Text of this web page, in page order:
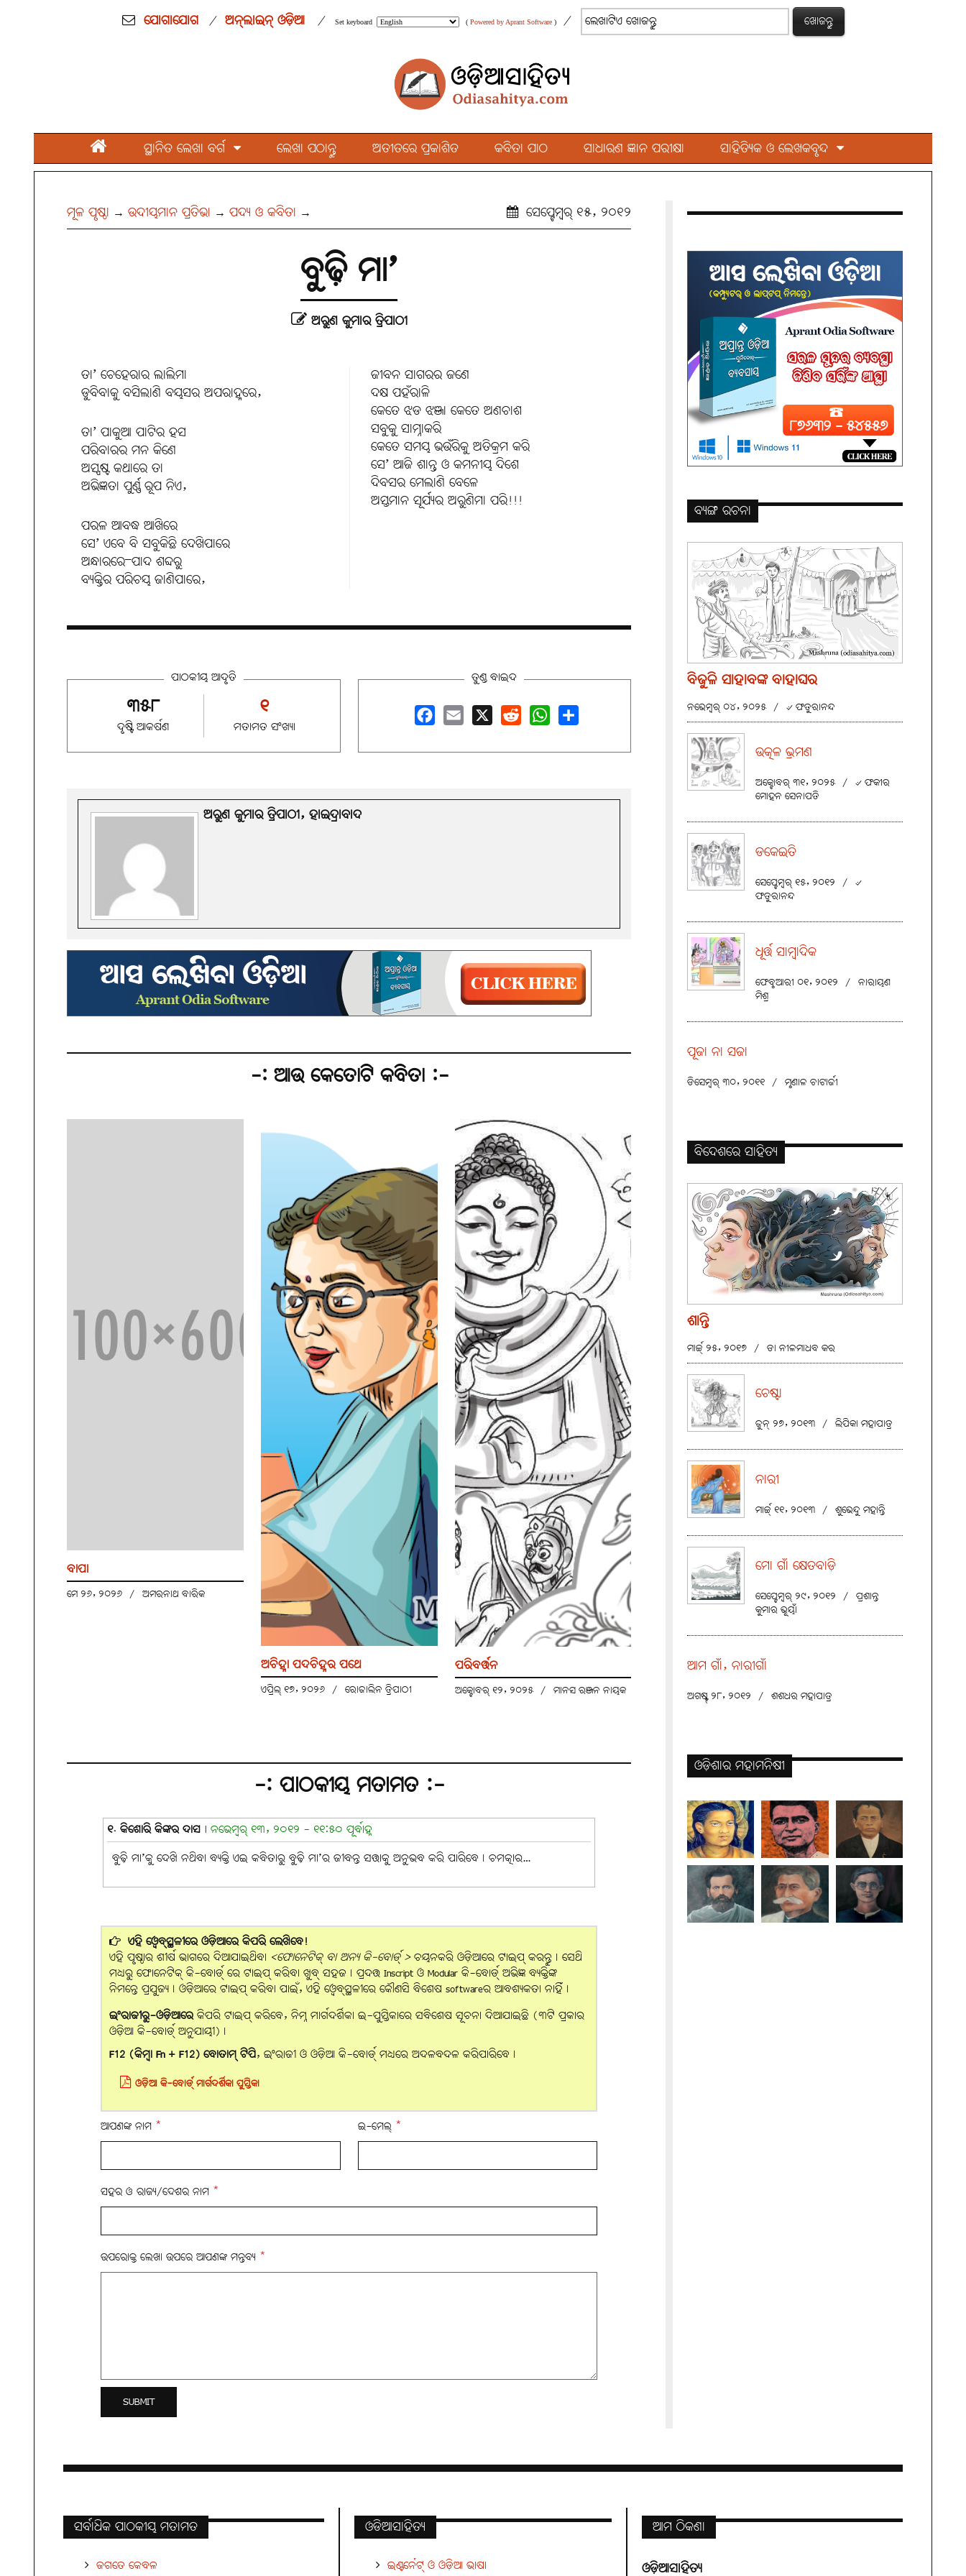
ଯୋଗାଯୋଗ / ଅନ୍‌ଲାଇନ୍ ଓଡ଼ିଆ / Set keyboard ( Powered by Aprant Software) / ଖୋଜନ୍ତୁ
ସ୍ଥାନିତ ଲେଖା ବର୍ଗ ଲେଖା ପଠାନ୍ତୁ ଅତୀତରେ ପ୍ରକାଶିତ କବିତା ପାଠ ସାଧାରଣ ଜ୍ଞାନ ପରୀକ୍ଷା ସାହିତ୍ୟିକ ଓ ଲେଖକବୃନ୍ଦ
ମୂଳ ପୃଷ୍ଠା → ଉଦୀୟମାନ ପ୍ରତିଭା → ପଦ୍ୟ ଓ କବିତା → ସେପ୍ଟେମ୍ବର୍ ୧୫, ୨୦୧୨
ବୁଢ଼ି ମା’
ଅରୁଣ କୁମାର ତ୍ରିପାଠୀ
ତା’ ଚେହେରାର ଲାଲିମା
ଡୁବିବାକୁ ବସିଲାଣି ବୟସର ଅପରାହ୍ନରେ,
ତା’ ପାକୁଆ ପାଟିର ହସ
ପରିବାରର ମନ କିଣେ
ଅସ୍ପଷ୍ଟ କଥାରେ ତା
ଅଭିଜ୍ଞତା ପୁର୍ଣ୍ଣ ରୂପ ନିଏ,
ପରଳ ଆବଦ୍ଧ ଆଖିରେ
ସେ’ ଏବେ ବି ସବୁକିଛି ଦେଖିପାରେ
ଅନ୍ଧାରରେ–ପାଦ ଶବ୍ଦରୁ
ବ୍ୟକ୍ତିର ପରିଚୟ ଜାଣିପାରେ,
ଜୀବନ ସାଗରର ଜଣେ
ଦକ୍ଷ ପହଁରାଳି
କେତେ ଝଡ ଝଞ୍ଜା କେତେ ଅଣଚାଶ
ସବୁକୁ ସାମ୍ନାକରି
କେତେ ସମୟ ଭଉଁରିକୁ ଅତିକ୍ରମ କରି
ସେ’ ଆଜି ଶାନ୍ତ ଓ କମନୀୟ ଦିଶେ
ଦିବସର ମେଲାଣି ବେଳେ
ଅସ୍ତମାନ ସୂର୍ଯ୍ୟର ଅରୁଣିମା ପରି!!!
ପାଠକୀୟ ଆଦୃତି
୩୫୮
ଦୃଷ୍ଟି ଆକର୍ଷଣ
୧
ମତାମତ ସଂଖ୍ୟା
ତୁଣ୍ଡ ବାଇଦ
ଅରୁଣ କୁମାର ତ୍ରିପାଠୀ, ହାଇଦ୍ରାବାଦ
-: ଆଉ କେତୋଟି କବିତା :-
ବାପା
ମେ ୨୬, ୨୦୨୬ / ଅମରନାଥ ବାରିକ
ଅଚିହ୍ନା ପଦଚିହ୍ନର ପଥେ
ଏପ୍ରିଲ୍ ୧୭, ୨୦୨୬ / ରୋଜାଲିନ ତ୍ରିପାଠୀ
ପରିବର୍ତ୍ତନ
ଅକ୍ଟୋବର୍ ୧୨, ୨୦୨୫ / ମାନସ ରଞ୍ଜନ ନାୟକ
-: ପାଠକୀୟ ମତାମତ :-
୧. କିଶୋରି କିଙ୍କର ଦାସ |ନଭେମ୍ବର୍ ୧୩, ୨୦୧୨ - ୧୧:୫୦ ପୂର୍ବାହ୍ନ
ବୁଢ଼ି ମା’କୁ ଦେଖି ନଥିବା ବ୍ୟକ୍ତି ଏଇ କବିତାରୁ ବୁଢ଼ି ମା’ର ଜୀବନ୍ତ ସତ୍ତାକୁ ଅନୁଭବ କରି ପାରିବେ। ଚମତ୍କାର…
ଏହି ୱେବ୍‌ସ୍ଥଳୀରେ ଓଡ଼ିଆରେ କିପରି ଲେଖିବେ!
ଏହି ପୃଷ୍ଠାର ଶୀର୍ଷ ଭାଗରେ ଦିଆଯାଇଥିବା <ଫୋନେଟିକ୍ ବା ଅନ୍ୟ କି-ବୋର୍ଡ୍ >ଚୟନକରି ଓଡ଼ିଆରେ ଟାଇପ୍ କରନ୍ତୁ। ସେଥି
ମଧ୍ୟରୁ ଫୋନେଟିକ୍ କି-ବୋର୍ଡ୍ ରେ ଟାଇପ୍ କରିବା ଖୁବ୍ ସହଜ। ପ୍ରଦତ୍ତ Inscript ଓ Modular କି-ବୋର୍ଡ୍ ଅଭିଜ୍ଞ ବ୍ୟକ୍ତିଙ୍କ
ନିମନ୍ତେ ପ୍ରଯୁଜ୍ୟ। ଓଡ଼ିଆରେ ଟାଇପ୍ କରିବା ପାଇଁ, ଏହି ୱେବ୍‌ସ୍ଥଳୀରେ କୌଣସି ବିଶେଷ softwareର ଆବଶ୍ୟକତା ନାହିଁ।
ଇଂରାଜୀରୁ-ଓଡ଼ିଆରେକିପରି ଟାଇପ୍ କରିବେ, ନିମ୍ନ ମାର୍ଗଦର୍ଶିକା ଇ-ପୁସ୍ତିକାରେ ସବିଶେଷ ସୂଚନା ଦିଆଯାଇଛି (୩ଟି ପ୍ରକାର
ଓଡ଼ିଆ କି-ବୋର୍ଡ୍ ଅନୁଯାୟୀ)।
F12 (କିମ୍ବା Fn + F12) ବୋତାମ୍‌ ଟିପି, ଇଂରାଜୀ ଓ ଓଡ଼ିଆ କି-ବୋର୍ଡ୍ ମଧ୍ୟରେ ଅଦଳବଦଳ କରିପାରିବେ।
ଓଡ଼ିଆ କି-ବୋର୍ଡ୍ ମାର୍ଗଦର୍ଶିକା ପୁସ୍ତିକା
ଆପଣଙ୍କ ନାମ * ଇ-ମେଲ୍ *
ସହର ଓ ରାଜ୍ୟ/ଦେଶର ନାମ *
ଉପରୋକ୍ତ ଲେଖା ଉପରେ ଆପଣଙ୍କ ମନ୍ତବ୍ୟ *
ବ୍ୟଙ୍ଗ ରଚନା
ବିଜୁଳି ସାହାବଙ୍କ ବାହାଘର
ନଭେମ୍ବର୍ ୦୪, ୨୦୨୫ / ୰ ଫତୁରାନନ୍ଦ
ଉତ୍କଳ ଭ୍ରମଣ
ଅକ୍ଟୋବର୍ ୩୧, ୨୦୨୫ / ୰ ଫକୀର
ମୋହନ ସେନାପତି
ଡକେଇତି
ସେପ୍ଟେମ୍ବର୍ ୧୫, ୨୦୧୨ / ୰
ଫତୁରାନନ୍ଦ
ଧୂର୍ତ୍ତ ସାମ୍ବାଦିକ
ଫେବୃଆରୀ ୦୧, ୨୦୧୨ / ନାରାୟଣ
ମିଶ୍ର
ପୂଜା ନା ସଜା
ଡିସେମ୍ବର୍ ୩୦, ୨୦୧୧ / ମୃଣାଳ ଚାଟାର୍ଜୀ
ବିଦେଶରେ ସାହିତ୍ୟ
ଶାନ୍ତି
ମାର୍ଚ୍ଚ୍ ୨୫, ୨୦୧୭ / ଡା ନୀଳମାଧବ କର
ଚେଷ୍ଟା
ଜୁନ୍ ୨୭, ୨୦୧୩ / ଲିପିକା ମହାପାତ୍ର
ନାରୀ
ମାର୍ଚ୍ଚ୍ ୧୧, ୨୦୧୩ / ଶୁଭେନ୍ଦୁ ମହାନ୍ତି
ମୋ ଗାଁ କ୍ଷେତବାଡ଼ି
ସେପ୍ଟେମ୍ବର୍ ୨୯, ୨୦୧୨ / ପ୍ରଶାନ୍ତ
କୁମାର ଭୂୟାଁ
ଆମ ଗାଁ, ନାରୀଗାଁ
ଅଗଷ୍ଟ୍ ୨୮, ୨୦୧୨ / ଶଶଧର ମହାପାତ୍ର
ଓଡ଼ିଶାର ମହାମନିଷୀ
ସର୍ବାଧିକ ପାଠକୀୟ ମତାମତ
ଜଗତେ କେବଳ
ଓଡିଆସାହିତ୍ୟ
ଇଣ୍ଟର୍ନେଟ୍ ଓ ଓଡ଼ିଆ ଭାଷା
ଆମ ଠିକଣା
ଓଡ଼ିଆସାହିତ୍ୟ